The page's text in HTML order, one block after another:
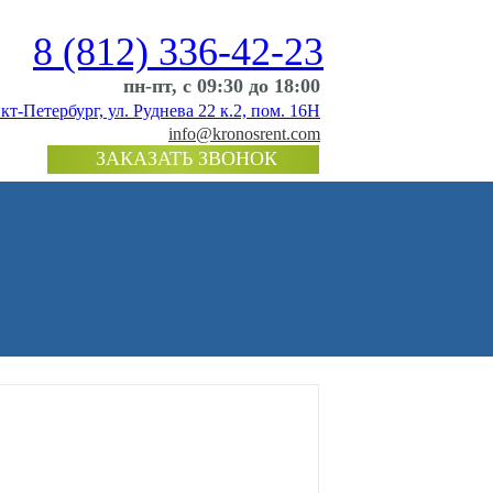
8 (812) 336-42-23
пн-пт, c 09:30 до 18:00
Петербург, ул. Руднева 22 к.2, пом. 16Н
info@kronosrent.com
ЗАКАЗАТЬ ЗВОНОК